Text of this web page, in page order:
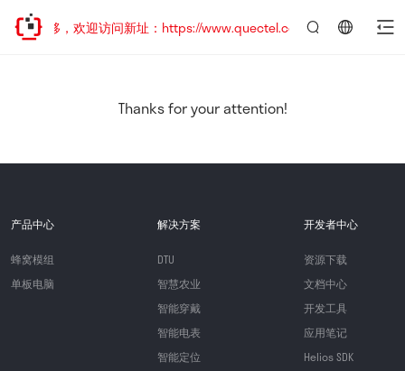
址已迁移，欢迎访问新址：https://www.quectel.com.cn
Thanks for your attention!
产品中心
蜂窝模组
单板电脑
解决方案
DTU
智慧农业
智能穿戴
智能电表
智能定位
开发者中心
资源下载
文档中心
开发工具
应用笔记
Helios SDK